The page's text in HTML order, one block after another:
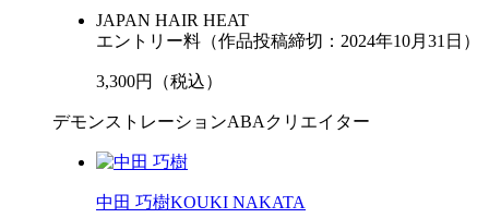
JAPAN HAIR HEAT
エントリー料 （作品投稿締切：2024年10月31日）
3,300円（税込）
デモンストレーションABAクリエイター
中田 巧樹KOUKI NAKATA